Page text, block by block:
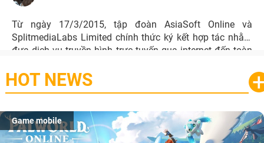
Từ ngày 17/3/2015, tập đoàn AsiaSoft Online và
SplitmediaLabs Limited chính thức ký kết hợp tác nhằm
đưa dịch vụ truyền hình trực tuyến qua internet đến toàn
HOT NEWS
Game mobile